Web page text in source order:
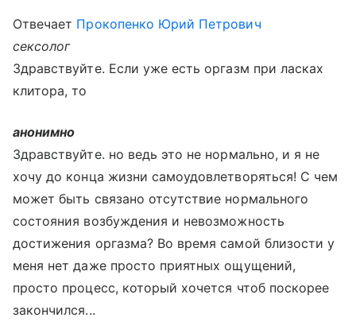
Отвечает Прокопенко Юрий Петрович
сексолог
Здравствуйте. Если уже есть оргазм при ласках
клитора, то
анонимно
Здравствуйте. но ведь это не нормально, и я не
хочу до конца жизни самоудовлетворяться! С чем
может быть связано отсутствие нормального
состояния возбуждения и невозможность
достижения оргазма? Во время самой близости у
меня нет даже просто приятных ощущений,
просто процесс, который хочется чтоб поскорее
закончился...